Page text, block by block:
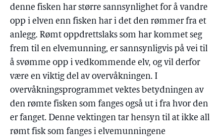
denne fisken har større sannsynlighet for å vandre
opp i elven enn fisken har i det den rømmer fra et
anlegg. Rømt oppdrettslaks som har kommet seg
frem til en elvemunning, er sannsynligvis på vei til
å svømme opp i vedkommende elv, og vil derfor
være en viktig del av overvåkningen. I
overvåkningsprogrammet vektes betydningen av
den rømte fisken som fanges også ut i fra hvor den
er fanget. Denne vektingen tar hensyn til at ikke all
rømt fisk som fanges i elvemunningene